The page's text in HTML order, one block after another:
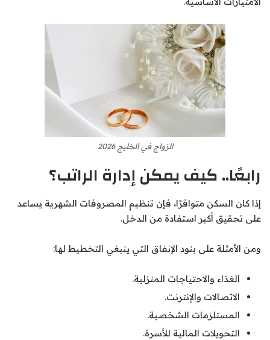
الزواج في الخليج 2026
رابعًا.. كيف يمكن إدارة الراتب؟
إذا كان السكن متوافرًا، فإن تنظيم المصروفات الشهرية يساعد
على تحقيق أكبر استفادة من الدخل.
ومن الأمثلة على بنود الإنفاق التي ينبغي التخطيط لها:
الغذاء والاحتياجات المنزلية.
الاتصالات والإنترنت.
المستلزمات الشخصية.
التحويلات المالية للأسرة.